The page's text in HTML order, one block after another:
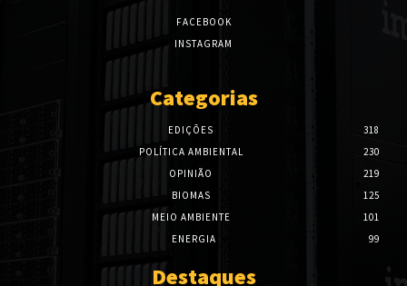
FACEBOOK
INSTAGRAM
Categorias
EDIÇÕES
318
POLÍTICA AMBIENTAL
230
OPINIÃO
219
BIOMAS
125
MEIO AMBIENTE
101
ENERGIA
99
Destaques